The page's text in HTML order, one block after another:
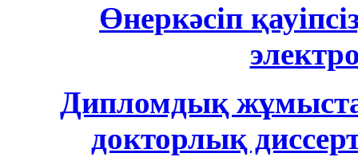
Өнеркәсіп
Дипломдық
докторлық